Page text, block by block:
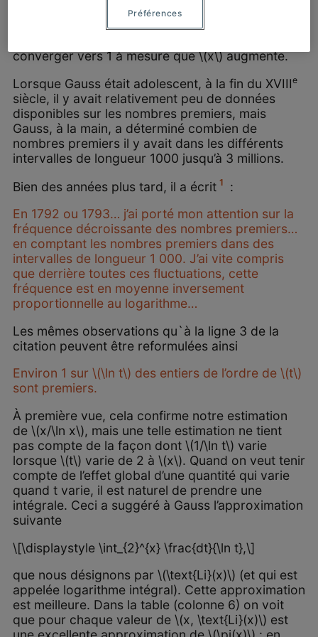
pour les \(x\) de notre tableau (colonne 5) : ces
converger vers 1 à mesure que \(x\) augmente.
Lorsque Gauss était adolescent, à la fin du XVIIIe
siècle, il y avait relativement peu de données
disponibles sur les nombres premiers, mais
Gauss, à la main, a déterminé combien de
nombres premiers il y avait dans les différents
intervalles de longueur 1000 jusqu’à 3 millions.
Bien des années plus tard, il a écrit 1
:
En 1792 ou 1793… j’ai porté mon attention sur la
fréquence décroissante des nombres premiers…
en comptant les nombres premiers dans des
intervalles de longueur 1 000. J’ai vite compris
que derrière toutes ces fluctuations, cette
fréquence est en moyenne inversement
proportionnelle au logarithme…
Les mêmes observations qu`à la ligne 3 de la
citation peuvent être reformulées ainsi
Environ 1 sur \(\ln t\) des entiers de l’ordre de \(t\)
sont premiers.
À première vue, cela confirme notre estimation
de \(x/\ln x\), mais une telle estimation ne tient
pas compte de la façon dont \(1/\ln t\) varie
lorsque \(t\) varie de 2 à \(x\). Quand on veut tenir
compte de l’effet global d’une quantité qui varie
quand t varie, il est naturel de prendre une
intégrale. Ceci a suggéré à Gauss l’approximation
suivante
\[\displaystyle \int_{2}^{x} \frac{dt}{\ln t},\]
que nous désignons par \(\text{Li}(x)\) (et qui est
appelée logarithme intégral). Cette approximation
est meilleure. Dans la table (colonne 6) on voit
que pour chaque valeur de \(x, \text{Li}(x)\) est
Préférences